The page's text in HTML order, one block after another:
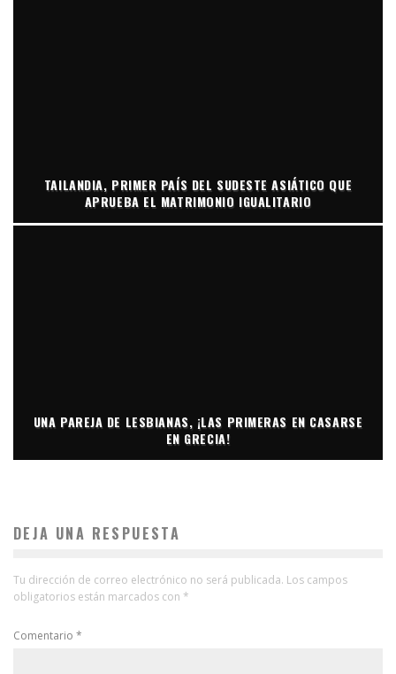
TAILANDIA, PRIMER PAÍS DEL SUDESTE ASIÁTICO QUE
APRUEBA EL MATRIMONIO IGUALITARIO
UNA PAREJA DE LESBIANAS, ¡LAS PRIMERAS EN CASARSE
EN GRECIA!
DEJA UNA RESPUESTA
Tu dirección de correo electrónico no será publicada. Los campos
obligatorios están marcados con *
Comentario *